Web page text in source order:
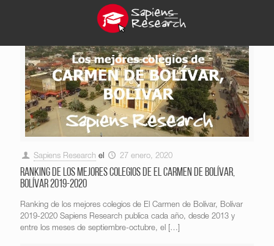
Sapiens Research el 27 enero, 2020
Ranking de los mejores colegios de El Carmen de Bolívar,
Bolívar 2019-2020
Ranking de los mejores colegios de El Carmen de Bolívar, Bolívar
2019-2020 Sapiens Research publica cada año, desde 2013 y
entre los meses de septiembre-octubre, el […]